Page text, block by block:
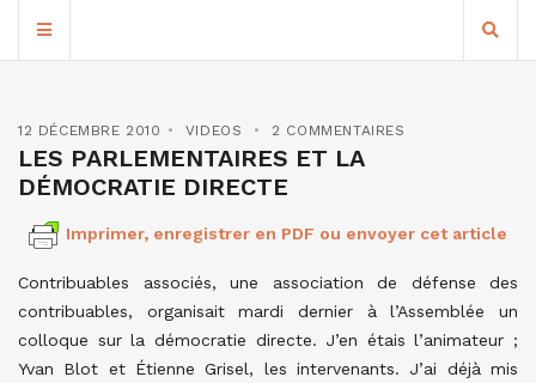
12 DÉCEMBRE 2010 VIDEOS 2 COMMENTAIRES
LES PARLEMENTAIRES ET LA
DÉMOCRATIE DIRECTE
Imprimer, enregistrer en PDF ou envoyer cet article
Contribuables associés, une association de défense des
contribuables, organisait mardi dernier à l’Assemblée un
colloque sur la démocratie directe. J’en étais l’animateur ;
Yvan Blot et Étienne Grisel, les intervenants. J’ai déjà mis